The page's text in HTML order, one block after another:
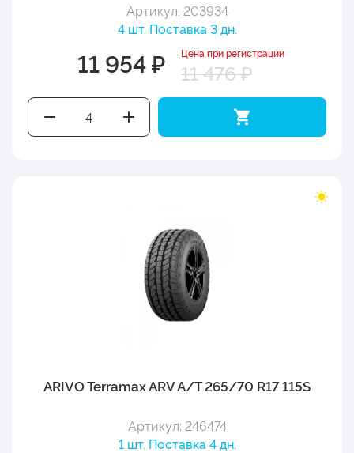
Артикул: 203934
4 шт. Поставка 3 дн.
11 954 ₽ Цена при регистрации
11 476 ₽
ARIVO Terramax ARV A/T 265/70 R17 115S
Артикул: 246474
1 шт. Поставка 4 дн.